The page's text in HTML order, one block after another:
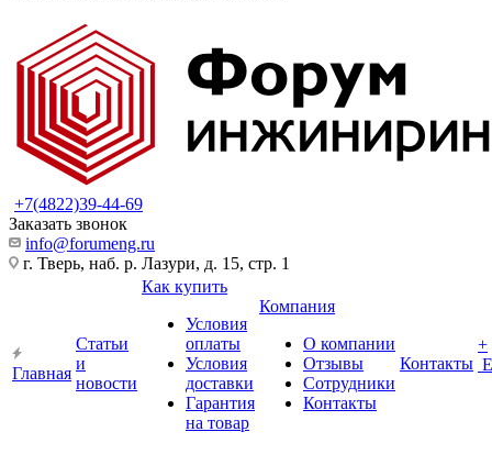
+7(4822)39-44-69
Заказать звонок
info@forumeng.ru
г. Тверь, наб. р. Лазури, д. 15, стр. 1
Главная
Статьи
и
новости
Как купить
Условия
оплаты
Условия
доставки
Гарантия
на товар
Компания
О компании
Отзывы
Сотрудники
Контакты
Контакты
+